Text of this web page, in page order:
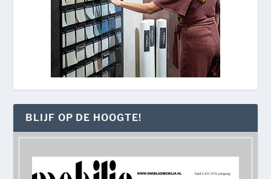
BLIJF OP DE HOOGTE!